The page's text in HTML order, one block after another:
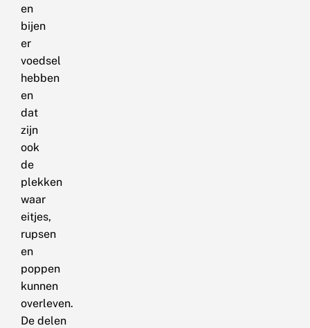
en
bijen
er
voedsel
hebben
en
dat
zijn
ook
de
plekken
waar
eitjes,
rupsen
en
poppen
kunnen
overleven.
De delen